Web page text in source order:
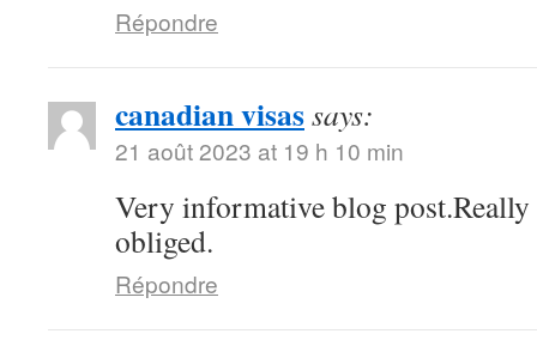
Répondre
canadian visassays:
21 août 2023 at 19 h 10 min
Very informative blog
obliged.
Répondre